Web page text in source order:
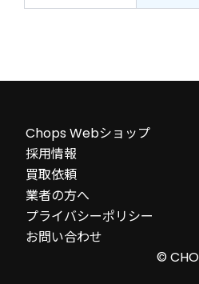
Chops Webショップ
採用情報
買取依頼
業者の方へ
プライバシーポリシー
お問い合わせ
©